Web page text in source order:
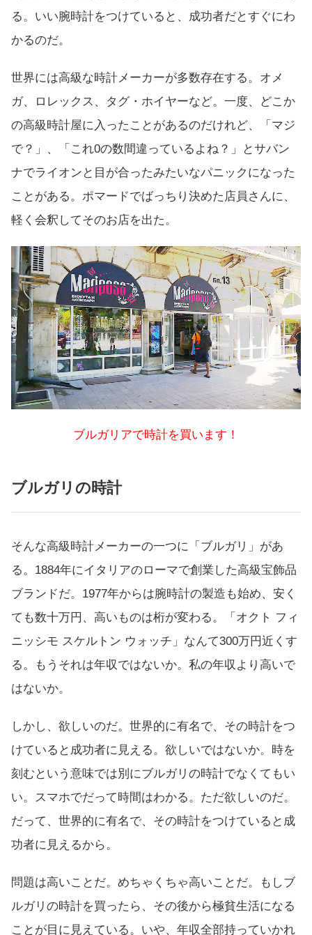
る。いい腕時計をつけていると、成功者だとすぐにわ
かるのだ。
世界には高級な時計メーカーが多数存在する。オメ
ガ、ロレックス、タグ・ホイヤーなど。一度、どこか
の高級時計屋に入ったことがあるのだけれど、「マジ
で？」、「これ0の数間違っているよね？」とサバン
ナでライオンと目が合ったみたいなパニックになった
ことがある。ポマードでばっちり決めた店員さんに、
軽く会釈してそのお店を出た。
ブルガリアで時計を買います！
ブルガリの時計
そんな高級時計メーカーの一つに「ブルガリ」があ
る。1884年にイタリアのローマで創業した高級宝飾品
ブランドだ。1977年からは腕時計の製造も始め、安く
ても数十万円、高いものは桁が変わる。「オクト フィ
ニッシモ スケルトン ウォッチ」なんて300万円近くす
る。もうそれは年収ではないか。私の年収より高いで
はないか。
しかし、欲しいのだ。世界的に有名で、その時計をつ
けていると成功者に見える。欲しいではないか。時を
刻むという意味では別にブルガリの時計でなくてもい
い。スマホでだって時間はわかる。ただ欲しいのだ。
だって、世界的に有名で、その時計をつけていると成
功者に見えるから。
問題は高いことだ。めちゃくちゃ高いことだ。もしブ
ルガリの時計を買ったら、その後から極貧生活になる
ことが目に見えている。いや、年収全部持っていかれ